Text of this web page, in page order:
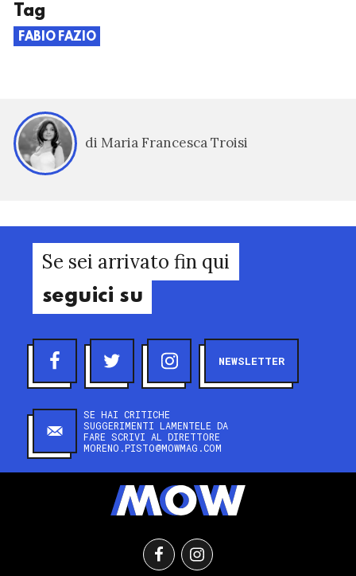
Tag
FABIO FAZIO
di Maria Francesca Troisi
Se sei arrivato fin qui
seguici su
NEWSLETTER
SE HAI CRITICHE
SUGGERIMENTI LAMENTELE DA
FARE SCRIVI AL DIRETTORE
MORENO.PISTO@MOWMAG.COM